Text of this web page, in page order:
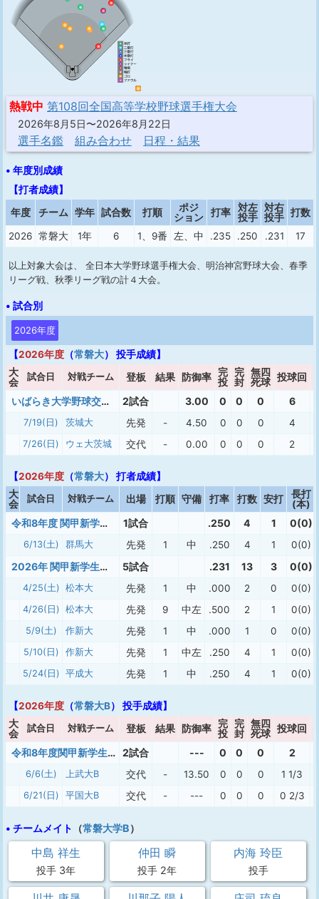
熱戦中 第108回全国高等学校野球選手権大会
2026年8月5日〜2026年8月22日
選手名鑑 組み合わせ 日程・結果
• 年度別成績
【打者成績】
年度
チーム 学年 試合数 打順
ポジ
ション
打率
対左
投手
対右
投手 打数
2026 常磐大 1年 6 1、9番 左、中 .235 .250 .231 17
以上対象大会は、 全日本大学野球選手権大会、明治神宮野球大会、春季
リーグ戦、秋季リーグ戦の計４大会。
• 試合別
2026年度
【2026年度 （常磐大） 投手成績】
大
会
試合日 対戦チーム 登板 結果 防御率
完
投
完
封
無四
死球 投球回
いばらき大学野球交流戦ルーキーリーグ2026 2試合 3.00 0 0 0 6
7/19(日) 茨城大 先発 - 4.50 0 0 0 4
7/26(日) ウェ大 茨城 交代 - 0.00 0 0 0 2
【2026年度 （常磐大） 打者成績】
大
会
試合日 対戦チーム 出場 打順 守備 打率 打数 安打
長打
(本)
令和8年度 関甲新学生野球連盟 入替戦 1試合 .250 4 1 0(0)
6/13(土) 群馬大 先発 1 中 .250 4 1 0(0)
2026年 関甲新学生春季1部 5試合 .231 13 3 0(0)
4/25(土) 松本大 先発 1 中 .000 2 0 0(0)
4/26(日) 松本大 先発 9 中左 .500 2 1 0(0)
5/9(土) 作新大 先発 1 中 .000 1 0 0(0)
5/10(日) 作新大 先発 1 中左 .250 4 1 0(0)
5/24(日) 平成大 先発 1 中 .250 4 1 0(0)
【2026年度 （常磐大B） 投手成績】
大
会
試合日 対戦チーム 登板 結果 防御率
完
投
完
封
無四
死球 投球回
令和8年度関甲新学生野球連盟 新人戦 2試合 --- 0 0 0 2
6/6(土) 上武大B 交代 - 13.50 0 0 0 1 1/3
6/21(日) 平国大B 交代 - --- 0 0 0 0 2/3
• チームメイト （常磐大学B）
中島 祥生
投手 3年
仲田 瞬
投手 2年
内海 玲臣
投手